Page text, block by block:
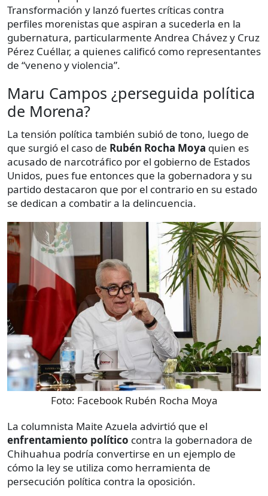
Transformación y lanzó fuertes críticas contra
perfiles morenistas que aspiran a sucederla en la
gubernatura, particularmente Andrea Chávez y Cruz
Pérez Cuéllar, a quienes calificó como representantes
de “veneno y violencia”.
Maru Campos ¿perseguida política
de Morena?
La tensión política también subió de tono, luego de
que surgió el caso de Rubén Rocha Moya quien es
acusado de narcotráfico por el gobierno de Estados
Unidos, pues fue entonces que la gobernadora y su
partido destacaron que por el contrario en su estado
se dedican a combatir a la delincuencia.
Foto: Facebook Rubén Rocha Moya
La columnista Maite Azuela advirtió que el
enfrentamiento político contra la gobernadora de
Chihuahua podría convertirse en un ejemplo de
cómo la ley se utiliza como herramienta de
persecución política contra la oposición.